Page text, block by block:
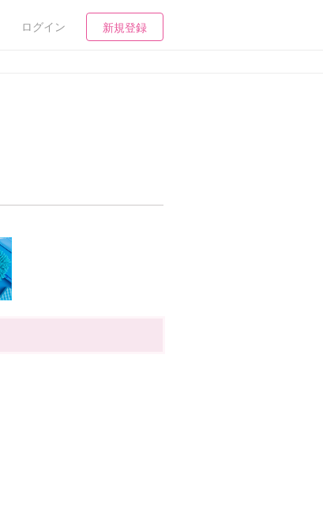
ログイン 新規登録